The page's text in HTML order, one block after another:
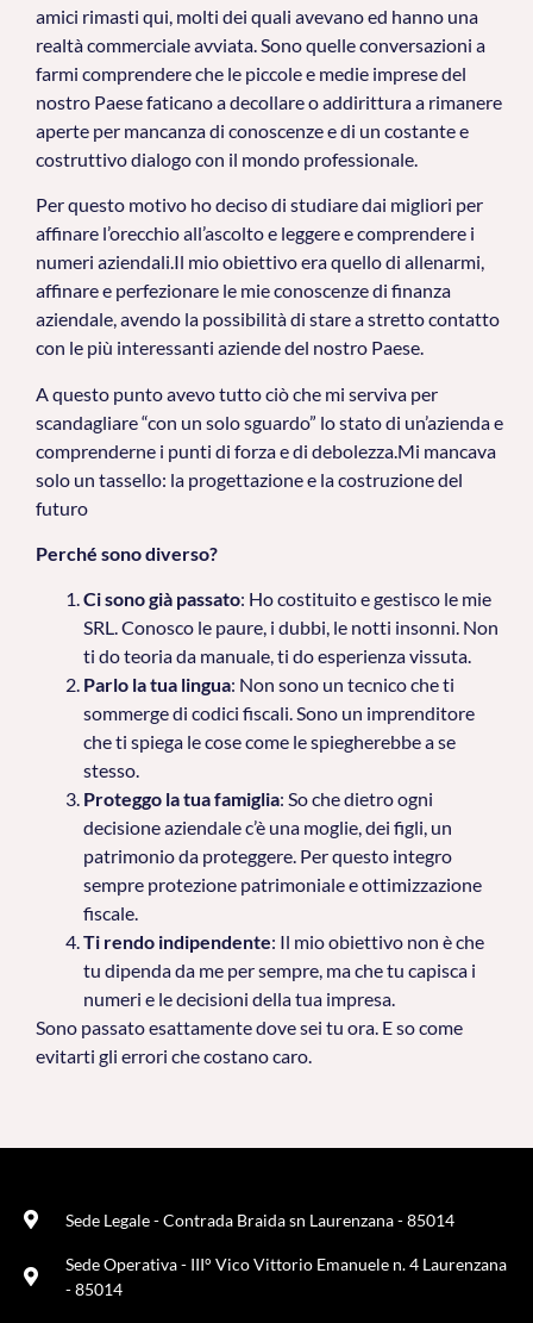
amici rimasti qui, molti dei quali avevano ed hanno una
realtà commerciale avviata. Sono quelle conversazioni a
farmi comprendere che le piccole e medie imprese del
nostro Paese faticano a decollare o addirittura a rimanere
aperte per mancanza di conoscenze e di un costante e
costruttivo dialogo con il mondo professionale.
Per questo motivo ho deciso di studiare dai migliori per
affinare l’orecchio all’ascolto e leggere e comprendere i
numeri aziendali.Il mio obiettivo era quello di allenarmi,
affinare e perfezionare le mie conoscenze di finanza
aziendale, avendo la possibilità di stare a stretto contatto
con le più interessanti aziende del nostro Paese.
A questo punto avevo tutto ciò che mi serviva per
scandagliare “con un solo sguardo” lo stato di un’azienda e
comprenderne i punti di forza e di debolezza.Mi mancava
solo un tassello: la progettazione e la costruzione del
futuro
Perché sono diverso?
Ci sono già passato: Ho costituito e gestisco le mie
SRL. Conosco le paure, i dubbi, le notti insonni. Non
ti do teoria da manuale, ti do esperienza vissuta.
Parlo la tua lingua: Non sono un tecnico che ti
sommerge di codici fiscali. Sono un imprenditore
che ti spiega le cose come le spiegherebbe a se
stesso.
Proteggo la tua famiglia: So che dietro ogni
decisione aziendale c’è una moglie, dei figli, un
patrimonio da proteggere. Per questo integro
sempre protezione patrimoniale e ottimizzazione
fiscale.
Ti rendo indipendente: Il mio obiettivo non è che
tu dipenda da me per sempre, ma che tu capisca i
numeri e le decisioni della tua impresa.
Sono passato esattamente dove sei tu ora. E so come
evitarti gli errori che costano caro.
Sede Legale - Contrada Braida sn Laurenzana - 85014
Sede Operativa - III° Vico Vittorio Emanuele n. 4 Laurenzana
- 85014